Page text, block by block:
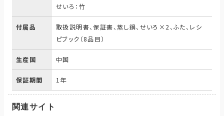
せいろ：竹
付属品
取扱説明書、保証書、蒸し鍋、せいろ×2、ふた、レシ
ピブック（8品目）
生産国 中国
保証期間 1年
関連サイト